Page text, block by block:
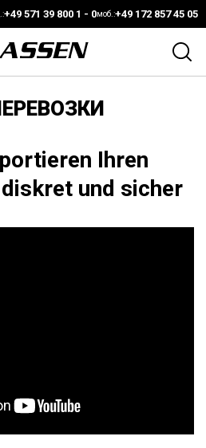
+49 571 39 800 1 - 0моб.:+49 172 857 45 05
Ihren
und sicher